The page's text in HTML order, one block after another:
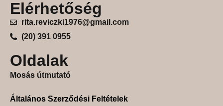
Elérhetőség
rita.reviczki1976@gmail.com
(20) 391 0955
Oldalak
Mosás útmutató
Általános Szerződési Feltételek